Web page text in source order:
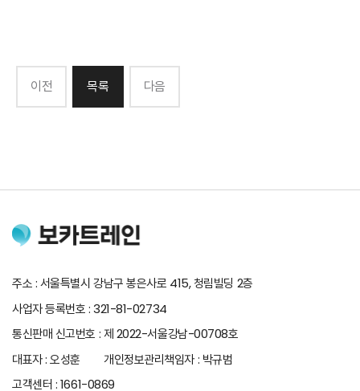
이전 목록 다음
주소 : 서울특별시 강남구 봉은사로 415, 청림빌딩 2층
사업자 등록번호 : 321-81-02734
통신판매 신고번호 : 제 2022-서울강남-00708호
대표자 : 오성훈 개인정보관리책임자 : 박규범
고객센터 : 1661-0869